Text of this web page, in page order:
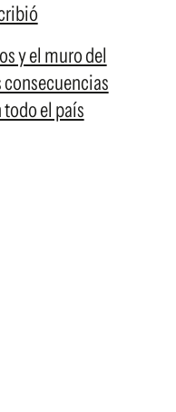
y el muro del
el país